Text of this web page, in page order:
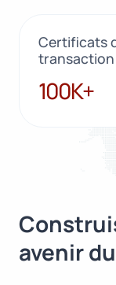
Certificats
transaction
100K+
100K+
avenir